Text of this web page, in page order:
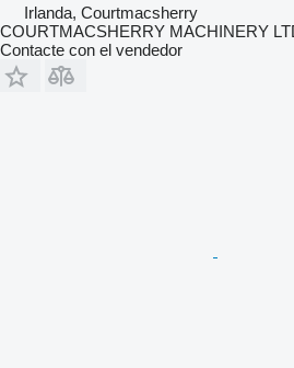
Irlanda, Courtmacsherry
COURTMACSHERRY MACHINERY
Contacte con el vendedor